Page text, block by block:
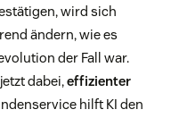
wird sich
ändern, wie es
der Fall war.
dabei,effizienter
hilft KI den